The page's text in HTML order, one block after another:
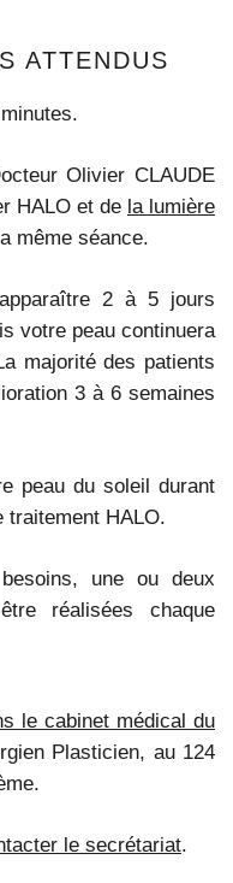
ATTENDUS
Olivier CLAUDE
HALO et de la lumière
même séance.
2 à 5 jours
votre peau continuera
majorité des patients
3 à 6 semaines
peau du soleil durant
traitement HALO.
une ou deux
réalisées chaque
le cabinet médical du
Plasticien, au 124
le secrétariat.